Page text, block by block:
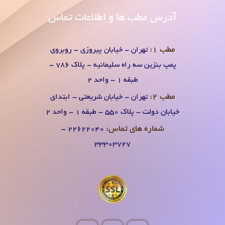
آدرس مطب ها و اطلاعات تماس
مطب 1:
تهران - خیابان پیروزی - روبروی
پمپ بنزین سه راه سلیمانیه - پلاک 786 -
طبقه 1 - واحد 2
مطب 2:
تهران - خیابان شریعتی - ابتدای
خیابان دولت - پلاک 550 - طبقه 1 - واحد 2
شماره های تماس:
۲۲۶۲۲۰۴0 -
۳۳۳۰۳۷۲۷